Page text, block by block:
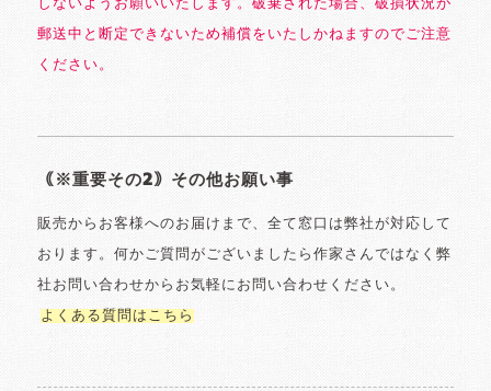
しないようお願いいたします。破棄された場合、破損状況が
郵送中と断定できないため補償をいたしかねますのでご注意
ください。
｟※重要その2｠その他お願い事
販売からお客様へのお届けまで、全て窓口は弊社が対応して
おります。何かご質問がございましたら作家さんではなく弊
社お問い合わせからお気軽にお問い合わせください。
よくある質問はこちら